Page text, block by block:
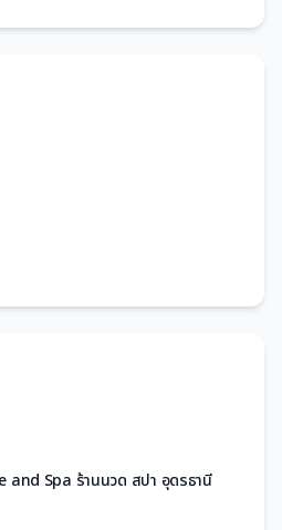
and Spa ร้านนวด สปา อุดรธานี